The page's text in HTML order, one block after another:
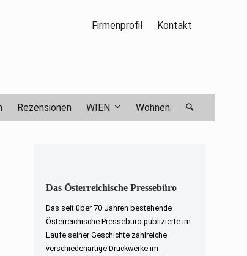
Firmenprofil Kontakt
Rezensionen WIEN Wohnen
Das Österreichische Pressebüro
Das seit über 70 Jahren bestehende
Österreichische Pressebüro publizierte im
Laufe seiner Geschichte zahlreiche
verschiedenartige Druckwerke im